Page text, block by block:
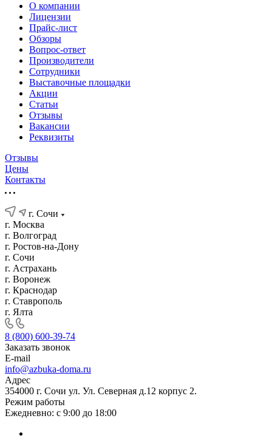
О компании
Лицензии
Прайс-лист
Обзоры
Вопрос-ответ
Производители
Сотрудники
Выставочные площадки
Акции
Статьи
Отзывы
Вакансии
Реквизиты
Отзывы
Цены
Контакты
г. Сочи
г. Москва
г. Волгоград
г. Ростов-на-Дону
г. Сочи
г. Астрахань
г. Воронеж
г. Краснодар
г. Ставрополь
г. Ялта
8 (800) 600-39-74
Заказать звонок
E-mail
info@azbuka-doma.ru
Адрес
354000 г. Сочи ул. Ул. Северная д.12 корпус 2.
Режим работы
Ежедневно: с 9:00 до 18:00